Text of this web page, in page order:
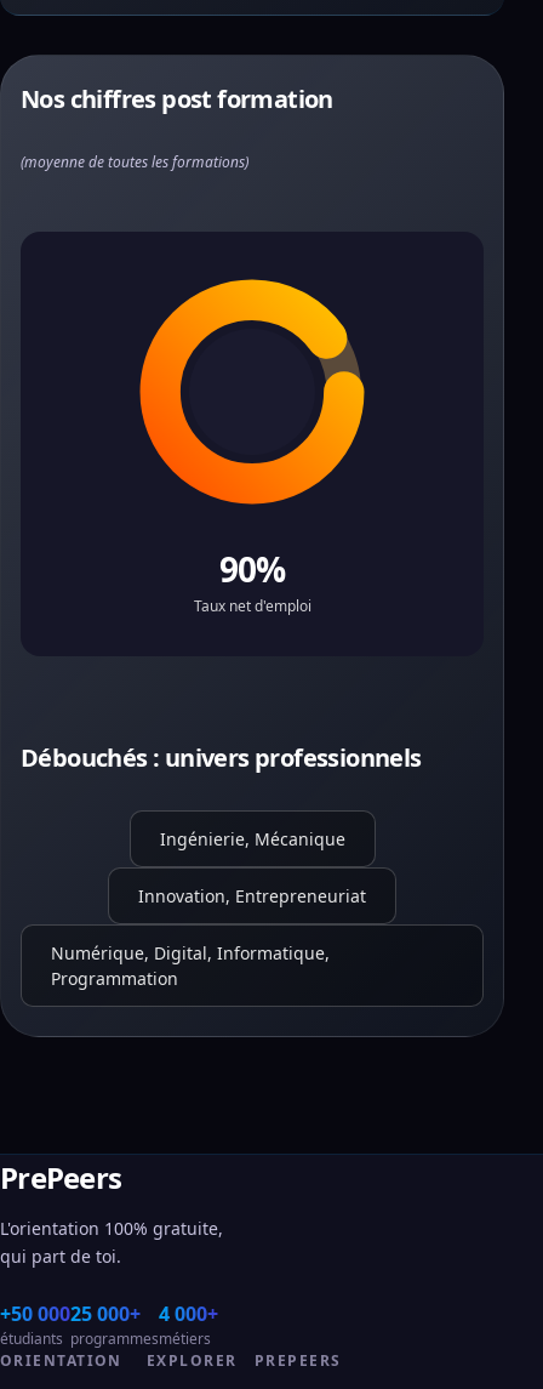
Nos chiffres post formation
(moyenne de toutes les formations)
90%
Taux net d'emploi
Débouchés : univers professionnels
Ingénierie, Mécanique
Innovation, Entrepreneuriat
Numérique, Digital, Informatique,
Programmation
PrePeers
L'orientation 100% gratuite,
qui part de toi.
+50 000
étudiants
25 000+
programmes
4 000+
métiers
ORIENTATION
EXPLORER PREPEERS